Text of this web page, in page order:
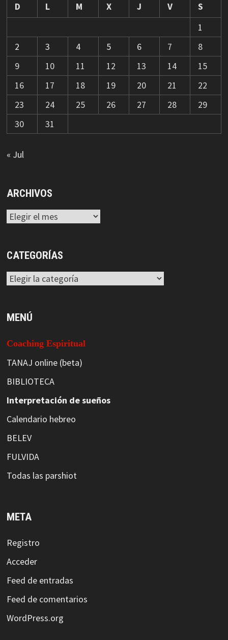
D
L M X J V
S
1
2
3 4 5 6 7
8
9
10 11 12 13 14
15
16
17 18 19 20 21
22
23
24 25 26 27 28
29
30
31
« Jul
ARCHIVOS
Archivos
CATEGORÍAS
Categorías
MENÚ
Coaching Espiritual
TANAJ online (beta)
BIBLIOTECA
Interpretación de sueños
Calendario hebreo
BELEV
FULVIDA
Todas las parshiot
META
Registro
Acceder
Feed de entradas
Feed de comentarios
WordPress.org